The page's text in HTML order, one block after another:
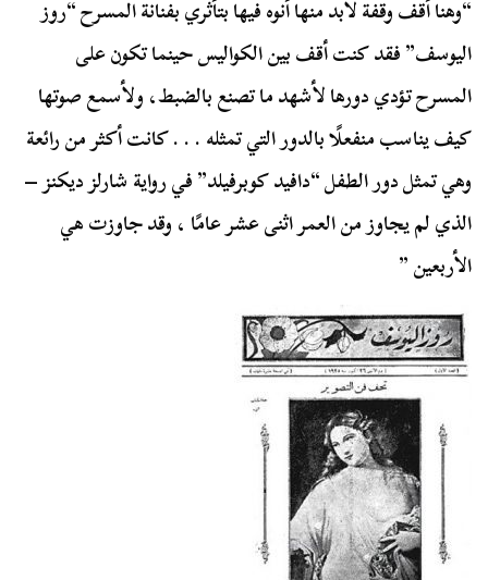
“وهنا أقف وقفة لابد منها أنوه فيها بتأثري بفنانة المسرح “روز
اليوسف” فقد كنت أقف بين الكواليس حينما تكون على
المسرح تؤدي دورها لأشهد ما تصنع بالضبط، ولأسمع صوتها
كيف يناسب منفعلًا بالدور التي تمثله . . . كانت أكثر من رائعة
وهي تمثل دور الطفل “دافيد كوبرفيلد” في رواية شارلز ديكنز –
الذي لم يجاوز من العمر اثنى عشر عامًا ، وقد جاوزت هي
الأربعين ”